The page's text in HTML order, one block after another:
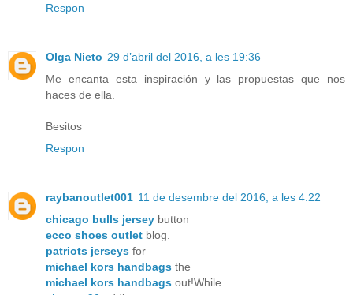
Respon
Olga Nieto 29 d’abril del 2016, a les 19:36
Me encanta esta inspiración y las propuestas que nos
haces de ella.
Besitos
Respon
raybanoutlet001 11 de desembre del 2016, a les 4:22
chicago bulls jersey button
ecco shoes outlet blog.
patriots jerseys for
michael kors handbags the
michael kors handbags out!While